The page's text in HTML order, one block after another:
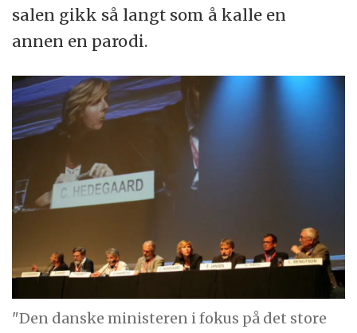
salen gikk så langt som å kalle en
annen en parodi.
"Den danske ministeren i fokus på det store